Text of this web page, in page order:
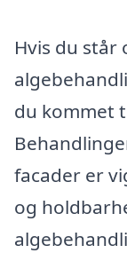
Hvis du
du kommet
facader er
og